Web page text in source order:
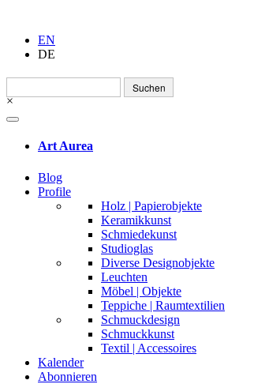
EN
DE
Suchen
nach:
×
Art Aurea
Blog
Profile
Holz | Papierobjekte
Keramikkunst
Schmiedekunst
Studioglas
Diverse Designobjekte
Leuchten
Möbel | Objekte
Teppiche | Raumtextilien
Schmuckdesign
Schmuckkunst
Textil | Accessoires
Kalender
Abonnieren